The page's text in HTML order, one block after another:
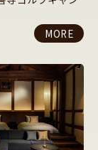
MORE